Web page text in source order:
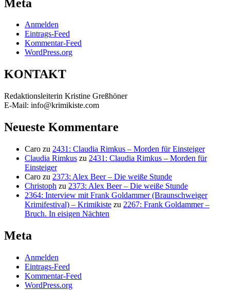
Meta
Anmelden
Eintrags-Feed
Kommentar-Feed
WordPress.org
KONTAKT
Redaktionsleiterin Kristine Greßhöner
E-Mail: info@krimikiste.com
Neueste Kommentare
Caro zu 2431: Claudia Rimkus – Morden für Einsteiger
Claudia Rimkus zu 2431: Claudia Rimkus – Morden für
Einsteiger
Caro zu 2373: Alex Beer – Die weiße Stunde
Christoph zu 2373: Alex Beer – Die weiße Stunde
2364: Interview mit Frank Goldammer (Braunschweiger
Krimifestival) – Krimikiste zu 2267: Frank Goldammer –
Bruch. In eisigen Nächten
Meta
Anmelden
Eintrags-Feed
Kommentar-Feed
WordPress.org